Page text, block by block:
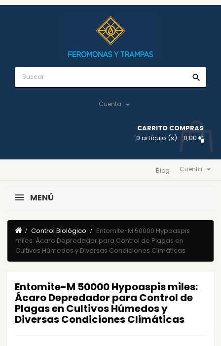
search
Cuenta 
CARRITO COMPRAS
0 artículo (s) - 0,00 €
Cuenta 
Blog
MENÚ
Control Biológico
Entomite-M 50000 Hypoaspis
miles: Ácaro Depredador para Control de Plagas en
Cultivos Húmedos y Diversas Condiciones Climáticas
Entomite-M 50000 Hypoaspis miles:
Ácaro Depredador para Control de
Plagas en Cultivos Húmedos y
Diversas Condiciones Climáticas